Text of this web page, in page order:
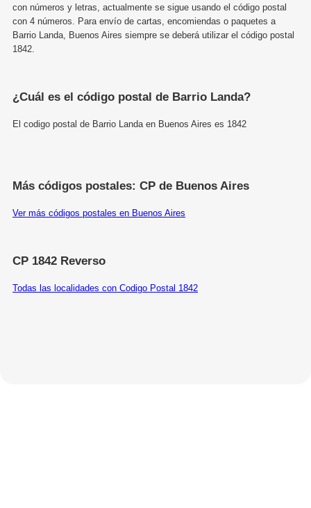
con números y letras, actualmente se sigue usando el código postal
con 4 números. Para envío de cartas, encomiendas o paquetes a
Barrio Landa, Buenos Aires siempre se deberá utilizar el código postal
1842.
¿Cuál es el código postal de Barrio Landa?
El codigo postal de Barrio Landa en Buenos Aires es 1842
Más códigos postales: CP de Buenos Aires
Ver más códigos postales en Buenos Aires
CP 1842 Reverso
Todas las localidades con Codigo Postal 1842